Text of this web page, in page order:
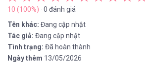
10 (100%) · 0 đánh giá
Tên khác: Đang cập nhật
Tác giả: Đang cập nhật
Tình trạng: Đã hoàn thành
Ngày thêm 13/05/2026